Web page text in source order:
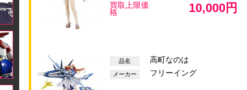
買取上限価
格
10,000円
品名 高町なのは
メーカー フリーイング